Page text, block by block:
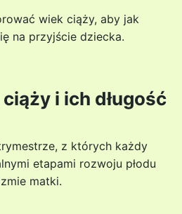
wiek ciąży, aby jak
na przyjście dziecka.
i ich długość
z których każdy
etapami rozwoju płodu
matki.